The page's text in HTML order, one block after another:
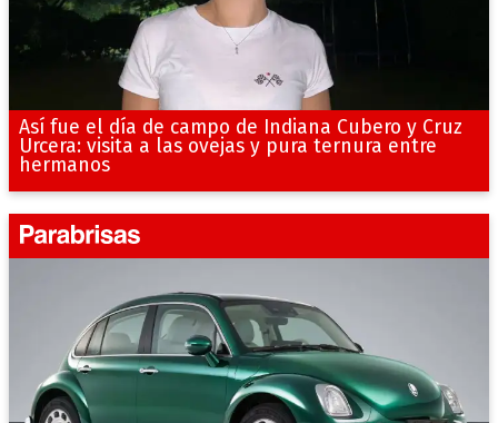
Así fue el día de campo de Indiana Cubero y Cruz
Urcera: visita a las ovejas y pura ternura entre
hermanos